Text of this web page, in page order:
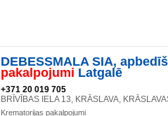
DEBESSMALA SIA,
pakalpojumi Latgalē
+371 20 019 705
BRĪVĪBAS IELA 13, KRĀSLAVA,
Krematorijas pakalpojumi